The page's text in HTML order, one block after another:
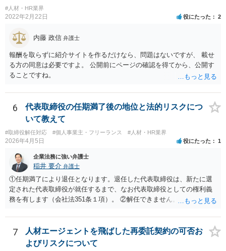
#人材・HR業界
2022年2月22日 役にたった 2
内藤 政信 弁護士
報酬を取らずに紹介サイトを作るだけなら、問題はないですが、 載せ
る方の同意は必要ですよ。 公開前にページの確認を得てから、公開す
ることですね。
6
代表取締役の任期満了後の地位と法的リスクにつ
いて教えて
#取締役解任対応 #個人事業主・フリーランス #人材・HR業界
2026年4月5日 役にたった 1
企業法務に強い弁護士
稲井 要介 弁護士
①任期満了により退任となります。退任した代表取締役は、新たに選
定された代表取締役が就任するまで、なお代表取締役としての権利義
務を有します（会社法351条１項）。 ②解任できません。 ③金融機関
可能性があります。また、権利義務代表取締役であっても、第三者か
ら損害賠償請求を受けるリスクがあります（会社法429条１項）。
7
人材エージェントを飛ばした再委託契約の可否お
よびリスクについて